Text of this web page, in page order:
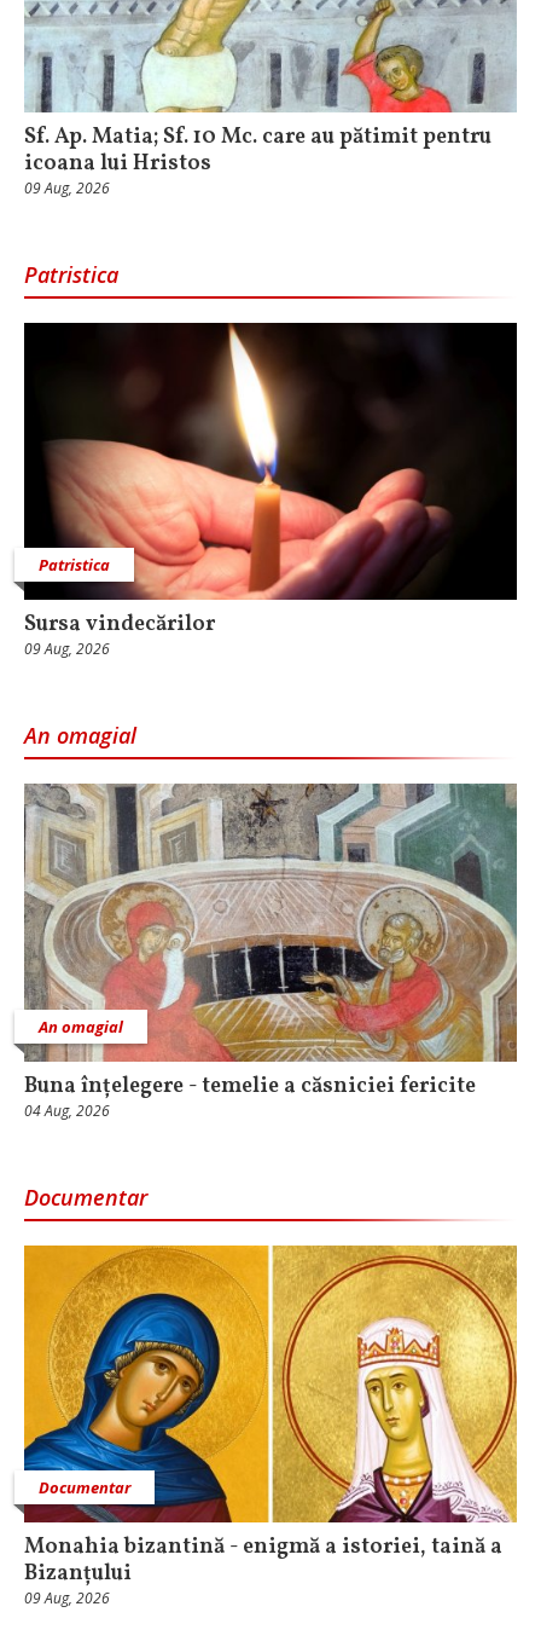
Sf. Ap. Matia; Sf. 10 Mc. care au pătimit pentru
icoana lui Hristos
09 Aug, 2026
Patristica
Patristica
Sursa vindecărilor
09 Aug, 2026
An omagial
An omagial
Buna înțelegere - temelie a căsniciei fericite
04 Aug, 2026
Documentar
Documentar
Monahia bizantină - enigmă a istoriei, taină a
Bizanțului
09 Aug, 2026